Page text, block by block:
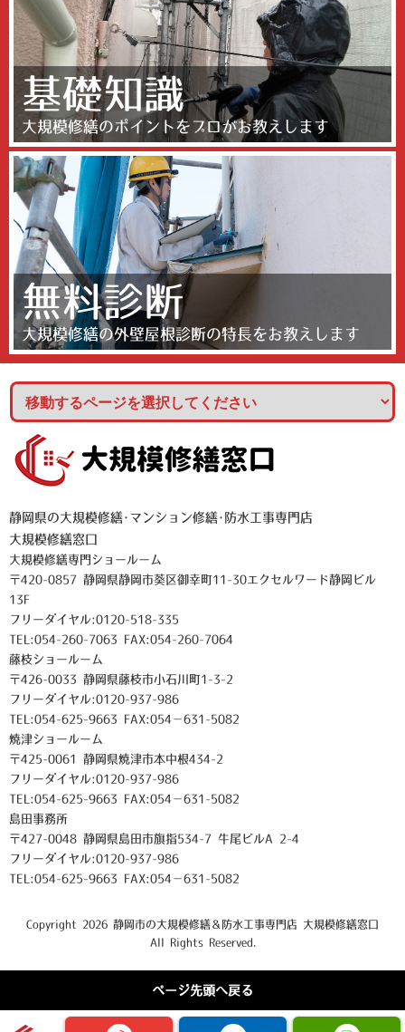
基礎知識
大規模修繕のポイントをプロがお教えします
無料診断
大規模修繕の外壁屋根診断の特長をお教えします
静岡県の大規模修繕･マンション修繕･防水工事専門店
大規模修繕窓口
大規模修繕専門ショールーム
〒420-0857 静岡県静岡市葵区御幸町11-30エクセルワード静岡ビル
13F
フリーダイヤル:0120-518-335
TEL:054-260-7063 FAX:054-260-7064
藤枝ショールーム
〒426-0033 静岡県藤枝市小石川町1-3-2
フリーダイヤル:0120-937-986
TEL:054-625-9663 FAX:054－631-5082
焼津ショールーム
〒425-0061 静岡県焼津市本中根434-2
フリーダイヤル:0120-937-986
TEL:054-625-9663 FAX:054－631-5082
島田事務所
〒427-0048 静岡県島田市旗指534-7 牛尾ビルA 2-4
フリーダイヤル:0120-937-986
TEL:054-625-9663 FAX:054－631-5082
Copyright 2026 静岡市の大規模修繕＆防水工事専門店 大規模修繕窓口
All Rights Reserved.
ページ先頭へ戻る